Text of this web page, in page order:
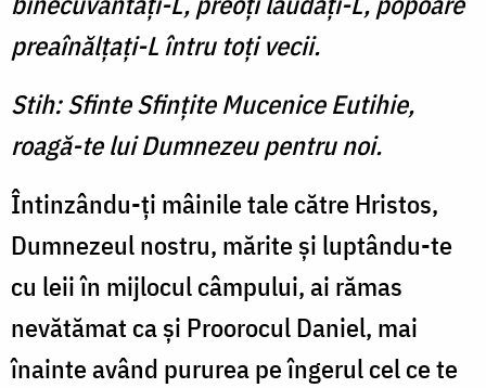
preaînălțați-L întru toți vecii.
Stih: Sfinte Sfinţite Mucenice Eutihie,
roagă-te lui Dumnezeu pentru noi.
Întinzându-ţi mâinile tale către Hristos,
Dumnezeul nostru, mărite şi luptându-te
cu leii în mijlocul câmpului, ai rămas
nevătămat ca şi Proorocul Daniel, mai
înainte având pururea pe îngerul cel ce te